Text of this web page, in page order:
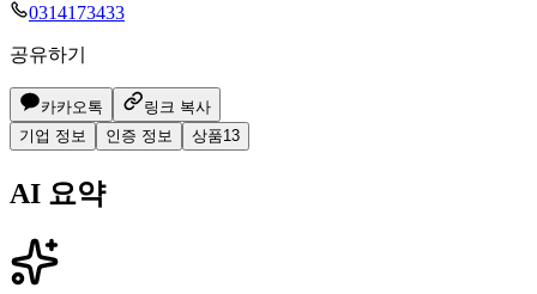
0314173433
공유하기
카카오톡
링크 복사
기업 정보
인증 정보 상품13
AI 요약